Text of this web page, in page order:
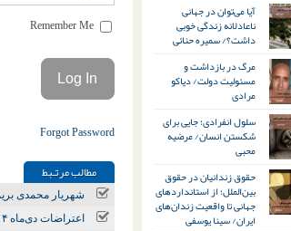
Forgot Password
مطالب مرتـبط
شهریار محمدی
اعتراضات دی‌ماه ۱۴۰۴؛ آزاده یعقوبی به حبس محکوم شد
آیا می‌توان در جهانی
ناعادلانه زندگی خوبی
داشت؟/ سمیره حنائی
مرگ در بازداشت و
مسئولیت دولت/ دیاکو
مرادی
سلول انفرادی؛ جایی برای
شکستن انسان/ مرضیه
محبی
حقوق زندانیان در حقوق
بین‌الملل؛ از استانداردهای
جهانی تا واقعیت زندان‌های
ایران/ سینا یوسفی